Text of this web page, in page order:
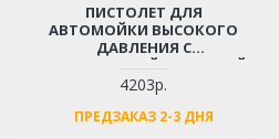
ПИСТОЛЕТ ДЛЯ
АВТОМОЙКИ ВЫСОКОГО
ДАВЛЕНИЯ С
НЕРЖАВЕЮЩЕЙ СТАЛЬНОЙ
ТРУБОЙ
(ПРОФЕССИОНАЛЬНЫЙ,
РЕЗЬБА М14)
4203р.
ПРЕДЗАКАЗ 2-3 ДНЯ